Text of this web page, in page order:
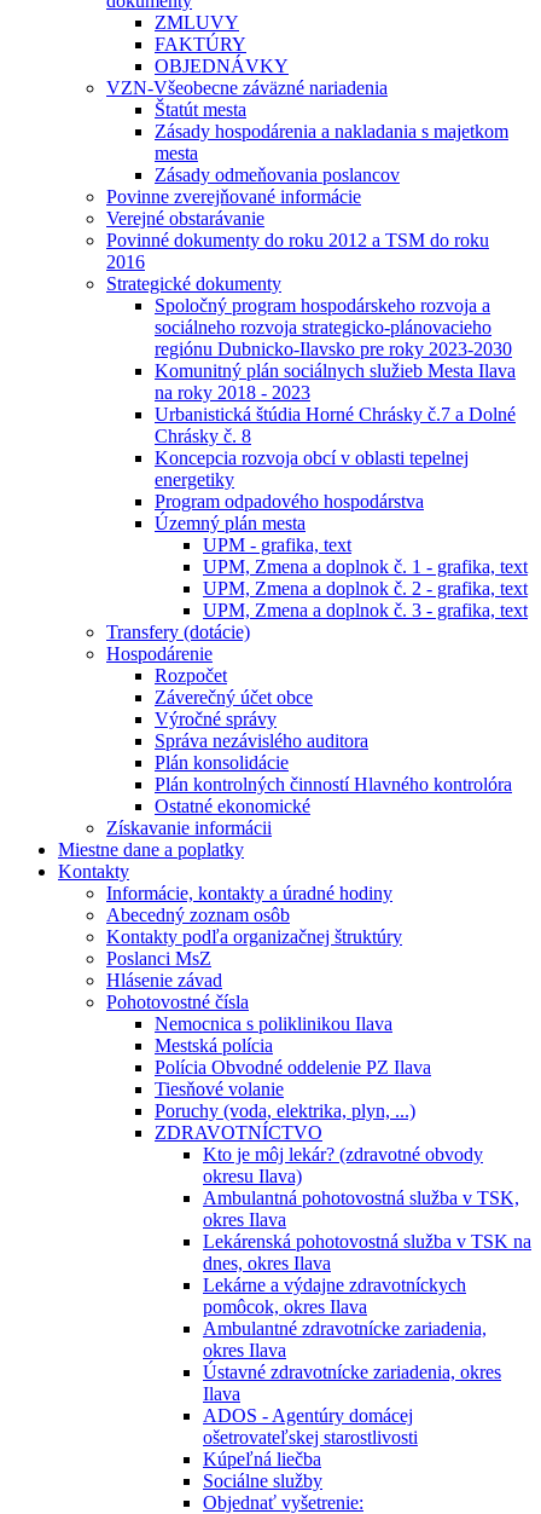
ZMLUVY
FAKTÚRY
OBJEDNÁVKY
VZN-Všeobecne záväzné nariadenia
Štatút mesta
Zásady hospodárenia a nakladania s majetkom
mesta
Zásady odmeňovania poslancov
Povinne zverejňované informácie
Verejné obstarávanie
Povinné dokumenty do roku 2012 a TSM do roku
2016
Strategické dokumenty
Spoločný program hospodárskeho rozvoja a
sociálneho rozvoja strategicko-plánovacieho
regiónu Dubnicko-Ilavsko pre roky 2023-2030
Komunitný plán sociálnych služieb Mesta Ilava
na roky 2018 - 2023
Urbanistická štúdia Horné Chrásky č.7 a Dolné
Chrásky č. 8
Koncepcia rozvoja obcí v oblasti tepelnej
energetiky
Program odpadového hospodárstva
Územný plán mesta
UPM - grafika, text
UPM, Zmena a doplnok č. 1 - grafika, text
UPM, Zmena a doplnok č. 2 - grafika, text
UPM, Zmena a doplnok č. 3 - grafika, text
Transfery (dotácie)
Hospodárenie
Rozpočet
Záverečný účet obce
Výročné správy
Správa nezávislého auditora
Plán konsolidácie
Plán kontrolných činností Hlavného kontrolóra
Ostatné ekonomické
Získavanie informácii
Miestne dane a poplatky
Kontakty
Informácie, kontakty a úradné hodiny
Abecedný zoznam osôb
Kontakty podľa organizačnej štruktúry
Poslanci MsZ
Hlásenie závad
Pohotovostné čísla
Nemocnica s poliklinikou Ilava
Mestská polícia
Polícia Obvodné oddelenie PZ Ilava
Tiesňové volanie
Poruchy (voda, elektrika, plyn, ...)
ZDRAVOTNÍCTVO
Kto je môj lekár? (zdravotné obvody
okresu Ilava)
Ambulantná pohotovostná služba v TSK,
okres Ilava
Lekárenská pohotovostná služba v TSK na
dnes, okres Ilava
Lekárne a výdajne zdravotníckych
pomôcok, okres Ilava
Ambulantné zdravotnícke zariadenia,
okres Ilava
Ústavné zdravotnícke zariadenia, okres
Ilava
ADOS - Agentúry domácej
ošetrovateľskej starostlivosti
Kúpeľná liečba
Sociálne služby
Objednať vyšetrenie: